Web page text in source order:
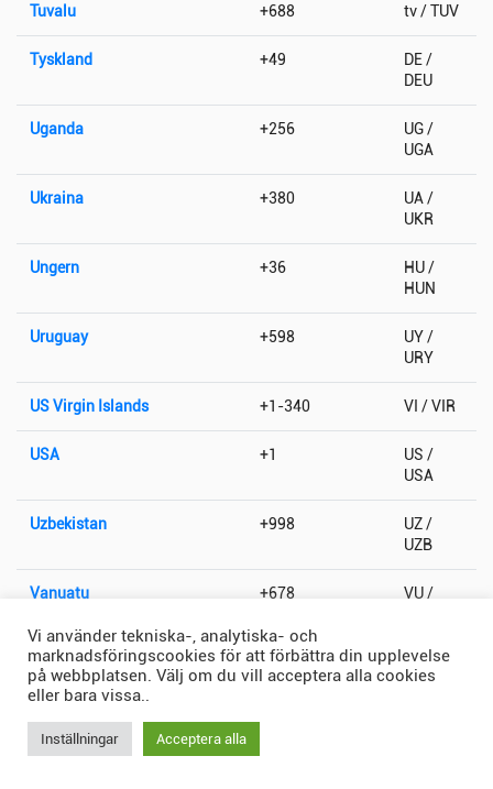
Tuvalu +688 tv / TUV
Tyskland +49
DE /
DEU
Uganda +256
UG /
UGA
Ukraina +380
UA /
UKR
Ungern +36
HU /
HUN
Uruguay +598
UY /
URY
US Virgin Islands +1-340 VI / VIR
USA +1
US /
USA
Uzbekistan +998
UZ /
UZB
Vanuatu +678
VU /
Vatikanstaten +379 VA / VAT
Vi använder tekniska-, analytiska- och
marknadsföringscookies för att förbättra din upplevelse
på webbplatsen. Välj om du vill acceptera alla cookies
eller bara vissa..
Inställningar Acceptera alla